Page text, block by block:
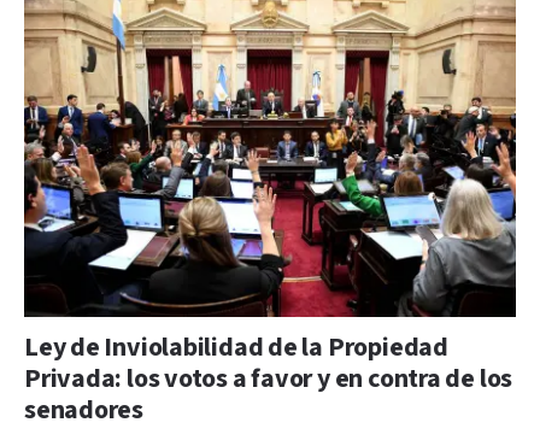
Ley de Inviolabilidad de la Propiedad
Privada: los votos a favor y en contra de los
senadores